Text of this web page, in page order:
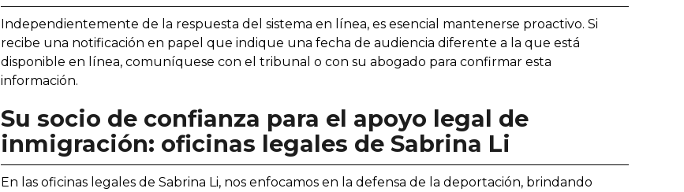
Independientemente de la respuesta del sistema en línea, es esencial mantenerse proactivo. Si
recibe una notificación en papel que indique una fecha de audiencia diferente a la que está
disponible en línea, comuníquese con el tribunal o con su abogado para confirmar esta
información.
Su socio de confianza para el apoyo legal de
inmigración: oficinas legales de Sabrina Li
En las oficinas legales de Sabrina Li, nos enfocamos en la defensa de la deportación, brindando